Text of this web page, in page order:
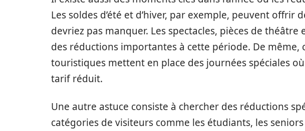
Les soldes d’été et d’hiver, par exemple, peuvent offrir
devriez pas manquer. Les spectacles, pièces de
des réductions importantes à cette période. De même,
touristiques mettent en place des journées spéciales
tarif réduit.
Une autre astuce consiste à chercher des réductions
catégories de visiteurs comme les étudiants, les